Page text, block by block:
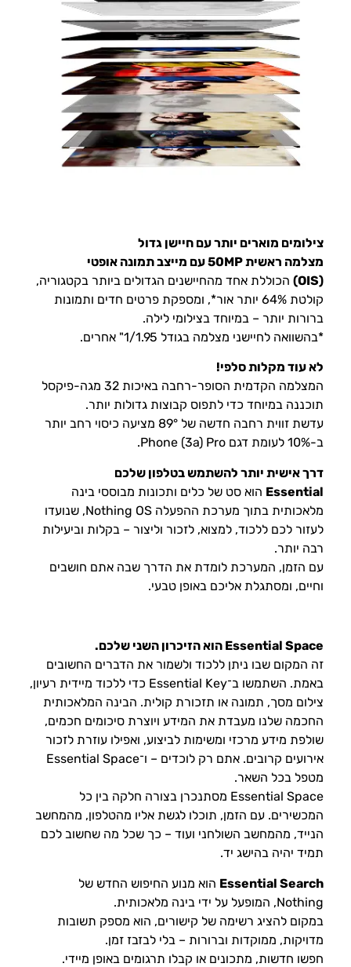
צילומים מוארים יותר עם חיישן גדול
מצלמה ראשית 50MP עם מייצב תמונה אופטי
(OIS)
הכוללת אחד מהחיישנים הגדולים ביותר בקטגוריה,
קולטת 64% יותר אור*, ומספקת פרטים חדים ותמונות
ברורות יותר – במיוחד בצילומי לילה.
*בהשוואה לחיישני מצלמה בגודל 1/1.95" אחרים.
לא עוד מקלות סלפי!
המצלמה הקדמית הסופר-רחבה באיכות 32 מגה-פיקסל
תוכננה במיוחד כדי לתפוס קבוצות גדולות יותר.
עדשת זווית רחבה חדשה של 89° מציעה כיסוי רחב יותר
ב-10% לעומת דגם Phone (3a) Pro.
דרך אישית יותר להשתמש בטלפון שלכם
Essential הוא סט של כלים ותכונות מבוססי בינה
מלאכותית בתוך מערכת ההפעלה Nothing OS, שנועדו
לעזור לכם ללכוד, למצוא, לזכור וליצור – בקלות וביעילות
רבה יותר.
עם הזמן, המערכת לומדת את הדרך שבה אתם חושבים
וחיים, ומסתגלת אליכם באופן טבעי.
Essential Space הוא הזיכרון השני שלכם.
זה המקום שבו ניתן ללכוד ולשמור את הדברים החשובים
באמת. השתמשו ב־Essential Key כדי ללכוד מיידית רעיון,
צילום מסך, תמונה או תזכורת קולית. הבינה המלאכותית
החכמה שלנו מעבדת את המידע ויוצרת סיכומים חכמים,
שולפת מידע מרכזי ומשימות לביצוע, ואפילו עוזרת לזכור
אירועים קרובים. אתם רק לוכדים – ו־Essential Space
מטפל בכל השאר.
Essential Space מסתנכרן בצורה חלקה בין כל
המכשירים. עם הזמן, תוכלו לגשת אליו מהטלפון, מהמחשב
הנייד, מהמחשב השולחני ועוד – כך שכל מה שחשוב לכם
תמיד יהיה בהישג יד.
Essential Search הוא מנוע החיפוש החדש של
Nothing, המופעל על ידי בינה מלאכותית.
במקום להציג רשימה של קישורים, הוא מספק תשובות
מדויקות, ממוקדות וברורות – בלי לבזבז זמן.
חפשו חדשות, מתכונים או קבלו תרגומים באופן מיידי.